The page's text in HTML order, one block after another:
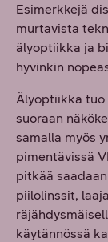
Esimerkkejä
murtavista
älyoptiikka ja
hyvinkin
Älyoptiikka
suoraan
samalla myös
pimentävissä
pitkää
piilolinssit,
käytännössä